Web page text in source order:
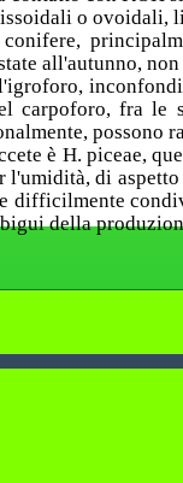
o ovoidali,
all'autunno,
carpoforo, fra le
è H. piceae,
di
difficilmente
della